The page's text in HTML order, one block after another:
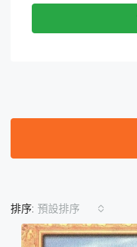
排序: 預設排序